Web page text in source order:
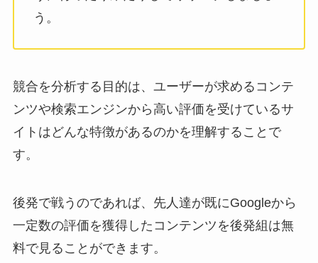
う。
競合を分析する目的は、ユーザーが求めるコンテ
ンツや検索エンジンから高い評価を受けているサ
イトはどんな特徴があるのかを理解することで
す。
後発で戦うのであれば、先人達が既にGoogleから
一定数の評価を獲得したコンテンツを後発組は無
料で見ることができます。